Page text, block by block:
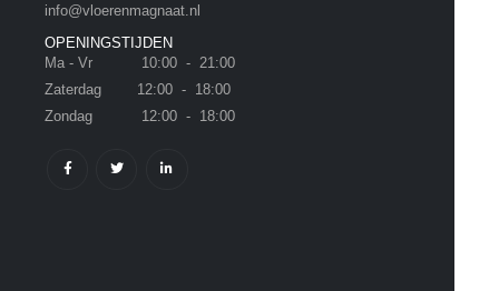
info@vloerenmagnaat.nl
OPENINGSTIJDEN
Ma - Vr 10:00 - 21:00
Zaterdag 12:00 - 18:00
Zondag 12:00 - 18:00